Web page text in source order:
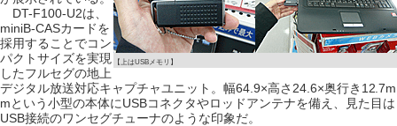
【上はUSBメモリ】
DT-F100-U2は、
miniB-CASカードを
採用することでコン
パクトサイズを実現
したフルセグの地上
デジタル放送対応キャプチャユニット。幅64.9×高さ24.6×奥行き12.7m
mという小型の本体にUSBコネクタやロッドアンテナを備え、見た目は
USB接続のワンセグチューナのような印象だ。